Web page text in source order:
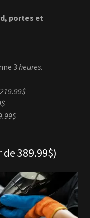
portes et
3 heures.
389.99$)